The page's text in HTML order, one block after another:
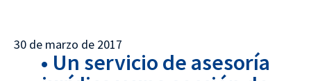
30 de marzo de 2017
• Un servicio de asesoría